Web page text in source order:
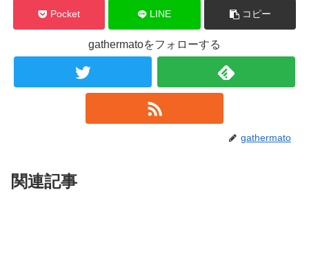
Pocket LINE コピー
gathermatoをフォローする
gathermato
関連記事